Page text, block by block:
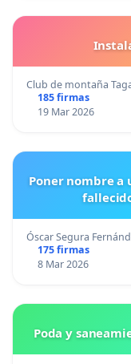
Club de montaña
185 firmas
19 Mar 2026
Poner nombre a
Óscar Segura
175 firmas
8 Mar 2026
Poda y